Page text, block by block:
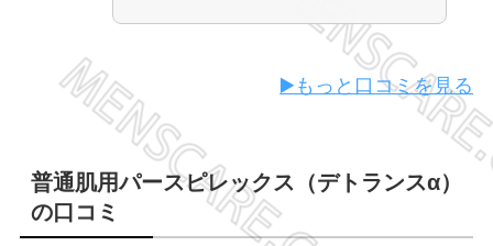
▶️もっと口コミを見る
普通肌用パースピレックス（デトランスα）
の口コミ